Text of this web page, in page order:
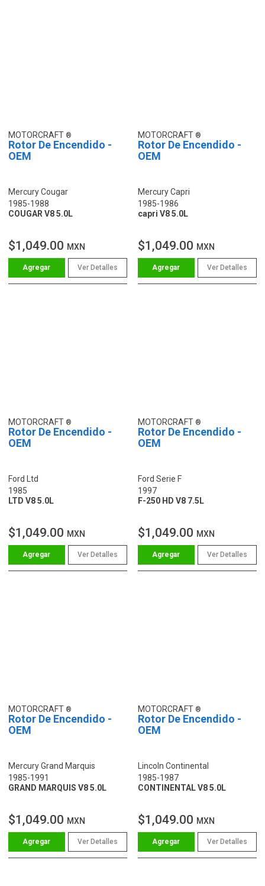
MOTORCRAFT
Rotor De Encendido -
OEM
Mercury Cougar
1985-1988
COUGAR V8 5.0L
$1,049.00 MXN
Ver Detalles
MOTORCRAFT
Rotor De Encendido -
OEM
Mercury Capri
1985-1986
capri V8 5.0L
$1,049.00 MXN
Ver Detalles
MOTORCRAFT
Rotor De Encendido -
OEM
Ford Ltd
1985
LTD V8 5.0L
$1,049.00 MXN
Ver Detalles
MOTORCRAFT
Rotor De Encendido -
OEM
Ford Serie F
1997
F-250 HD V8 7.5L
$1,049.00 MXN
Ver Detalles
MOTORCRAFT
Rotor De Encendido -
OEM
Mercury Grand Marquis
1985-1991
GRAND MARQUIS V8 5.0L
$1,049.00 MXN
Ver Detalles
MOTORCRAFT
Rotor De Encendido -
OEM
Lincoln Continental
1985-1987
CONTINENTAL V8 5.0L
$1,049.00 MXN
Ver Detalles